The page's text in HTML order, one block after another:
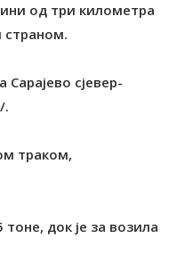
од три километра
страном.
сјевер-
.
траком,
док је за возила